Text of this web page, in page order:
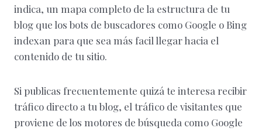
indica, un mapa completo de la estructura de tu
blog que los bots de buscadores como Google o Bing
indexan para que sea más facil llegar hacia el
contenido de tu sitio.
Si publicas frecuentemente quizá te interesa recibir
tráfico directo a tu blog, el tráfico de visitantes que
proviene de los motores de búsqueda como Google